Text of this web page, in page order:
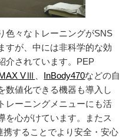
色々なトレーニングがSNS
すが、中には非科学的な効
介されています。PEP
VⅢ InBody470などの自
数値化できる機器も導入し
レーニングメニューにも活
を心がけています。またス
することでより安全・安心